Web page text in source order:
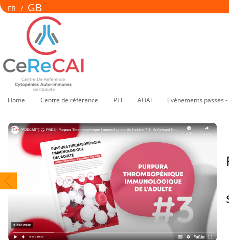
FR / GB
Home Centre de référence PTI AHAI Evénements passés